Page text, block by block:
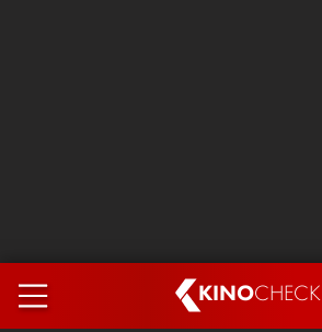
KINOCHECK